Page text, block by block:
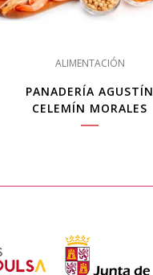
ALIMENTACIÓN
PANADERÍA AGUSTÍN
CELEMÍN MORALES